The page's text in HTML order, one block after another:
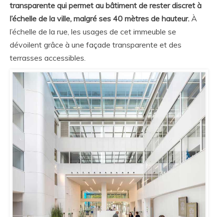
transparente qui permet au bâtiment de rester discret à
l’échelle de la ville, malgré ses 40 mètres de hauteur. À
l’échelle de la rue, les usages de cet immeuble se
dévoilent grâce à une façade transparente et des
terrasses accessibles.